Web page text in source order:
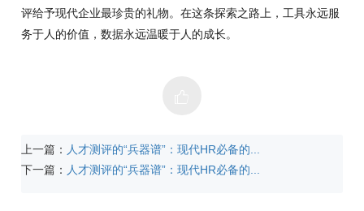
评给予现代企业最珍贵的礼物。在这条探索之路上，工具永远服
务于人的价值，数据永远温暖于人的成长。
上一篇： 人才测评的“兵器谱”：现代HR必备的...
下一篇： 人才测评的“兵器谱”：现代HR必备的...